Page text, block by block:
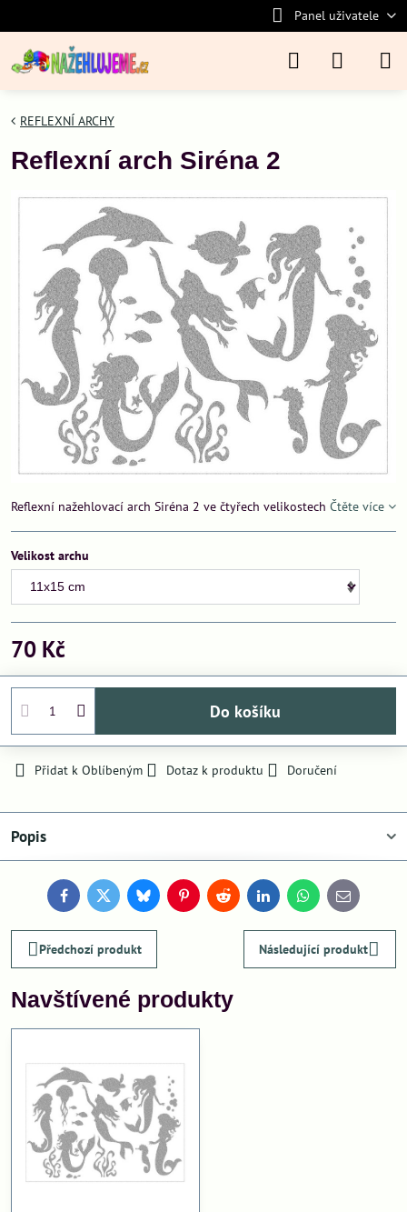
Panel uživatele
REFLEXNÍ ARCHY
Reflexní arch Siréna 2
Reflexní nažehlovací arch Siréna 2 ve čtyřech velikostech Čtěte více
Velikost archu
70 Kč
Do košíku
Přidat k Oblíbeným Dotaz k produktu Doručení
Popis
FacebookTwitterBlueskyPinterestReddit LinkedInWhatsApp
E-
mail
Předchozí produkt Následující produkt
Navštívené produkty